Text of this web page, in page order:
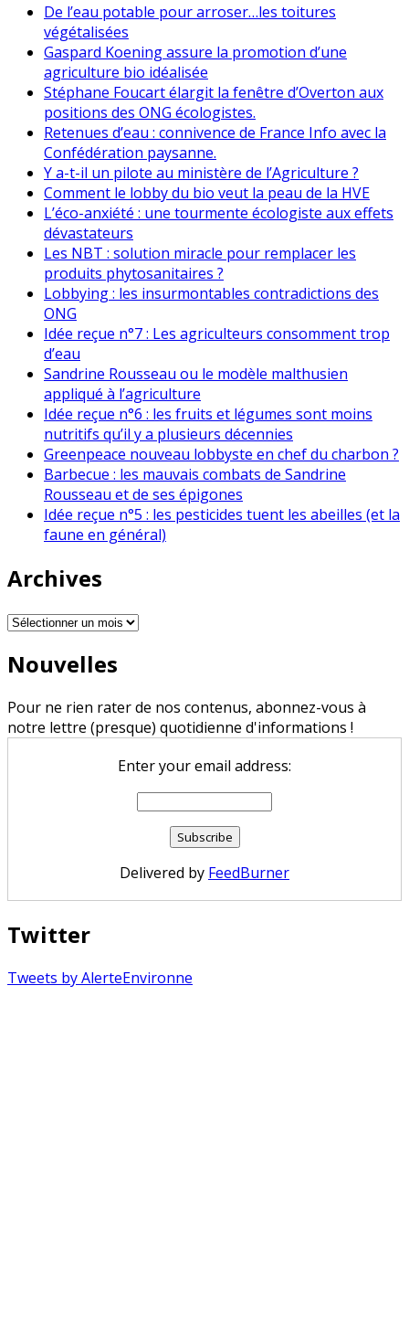
De l’eau potable pour arroser…les toitures
végétalisées
Gaspard Koening assure la promotion d’une
agriculture bio idéalisée
Stéphane Foucart élargit la fenêtre d’Overton aux
positions des ONG écologistes.
Retenues d’eau : connivence de France Info avec la
Confédération paysanne.
Y a-t-il un pilote au ministère de l’Agriculture ?
Comment le lobby du bio veut la peau de la HVE
L’éco-anxiété : une tourmente écologiste aux effets
dévastateurs
Les NBT : solution miracle pour remplacer les
produits phytosanitaires ?
Lobbying : les insurmontables contradictions des
ONG
Idée reçue n°7 : Les agriculteurs consomment trop
d’eau
Sandrine Rousseau ou le modèle malthusien
appliqué à l’agriculture
Idée reçue n°6 : les fruits et légumes sont moins
nutritifs qu’il y a plusieurs décennies
Greenpeace nouveau lobbyste en chef du charbon ?
Barbecue : les mauvais combats de Sandrine
Rousseau et de ses épigones
Idée reçue n°5 : les pesticides tuent les abeilles (et la
faune en général)
Archives
Archives
Nouvelles
Pour ne rien rater de nos contenus, abonnez-vous à
notre lettre (presque) quotidienne d'informations !
Enter your email address:
Delivered by FeedBurner
Twitter
Tweets by AlerteEnvironne